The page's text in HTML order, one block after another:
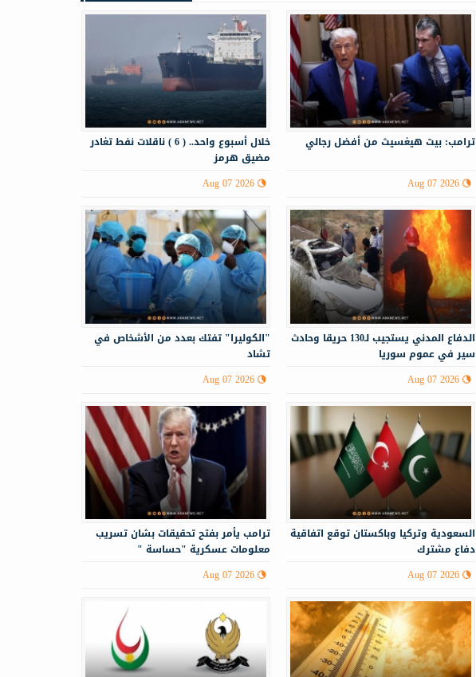
خلال أسبوع واحد.. ( 6 ) ناقلات نفط تغادر
مضيق هرمز
Aug 07 2026
ترامب: بيت هيغسيث من أفضل رجالي
Aug 07 2026
"الكوليرا" تفتك بعدد من الأشخاص في
تشاد
Aug 07 2026
الدفاع المدني يستجيب لـ130 حريقا وحادث
سير في عموم سوريا
Aug 07 2026
ترامب يأمر بفتح تحقيقات بشان تسريب
معلومات عسكرية "حساسة "
Aug 07 2026
السعودية وتركيا وباكستان توقع اتفاقية
دفاع مشترك
Aug 07 2026